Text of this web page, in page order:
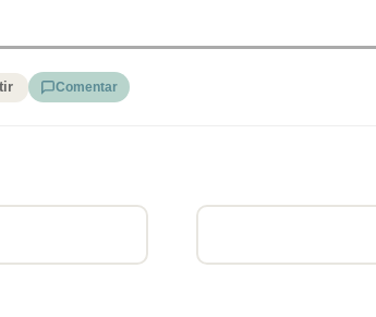
Comentar